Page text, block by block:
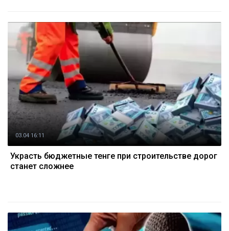
03.04 16:11
Украсть бюджетные тенге при строительстве дорог
станет сложнее